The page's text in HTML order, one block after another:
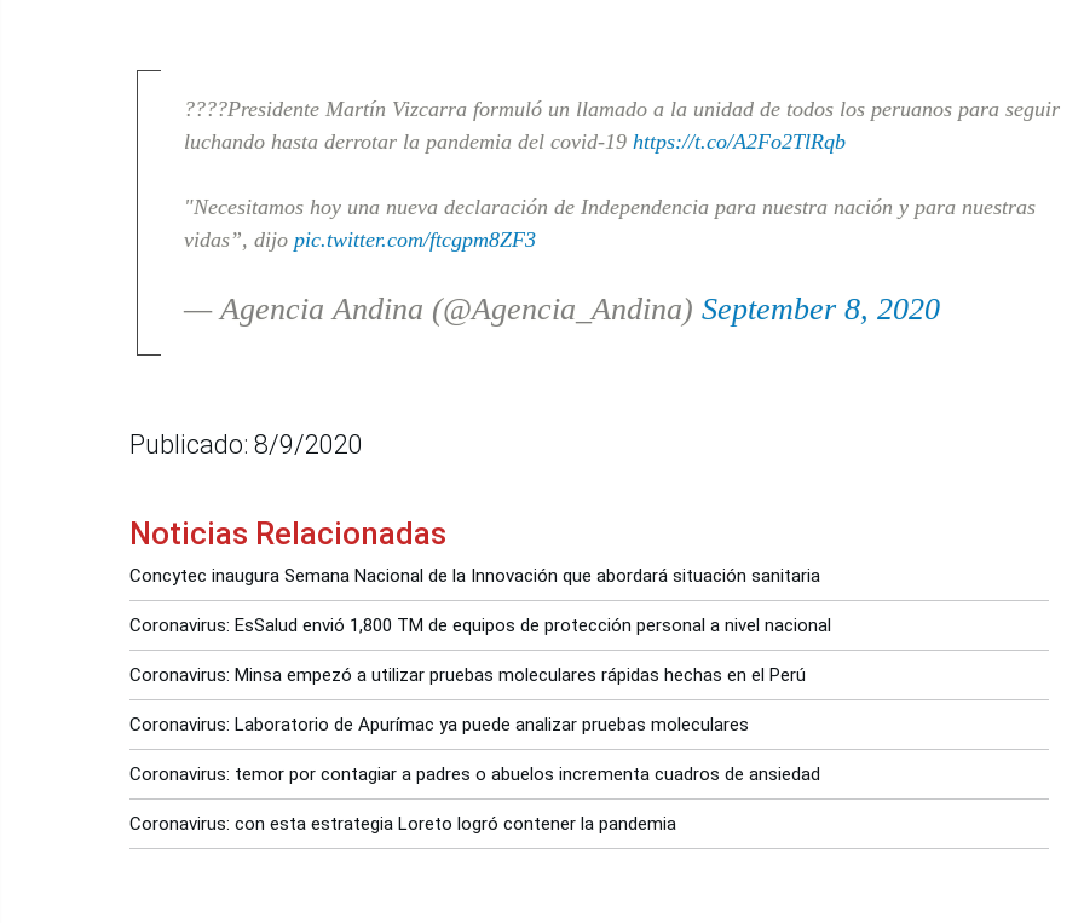
????Presidente Martín Vizcarra formuló un llamado a la unidad de todos los peruanos para seguir
luchando hasta derrotar la pandemia del covid-19 https://t.co/A2Fo2TlRqb
"Necesitamos hoy una nueva declaración de Independencia para nuestra nación y para nuestras
vidas”, dijo pic.twitter.com/ftcgpm8ZF3
— Agencia Andina (@Agencia_Andina) September 8, 2020
Publicado: 8/9/2020
Noticias Relacionadas
Concytec inaugura Semana Nacional de la Innovación que abordará situación sanitaria
Coronavirus: EsSalud envió 1,800 TM de equipos de protección personal a nivel nacional
Coronavirus: Minsa empezó a utilizar pruebas moleculares rápidas hechas en el Perú
Coronavirus: Laboratorio de Apurímac ya puede analizar pruebas moleculares
Coronavirus: temor por contagiar a padres o abuelos incrementa cuadros de ansiedad
Coronavirus: con esta estrategia Loreto logró contener la pandemia